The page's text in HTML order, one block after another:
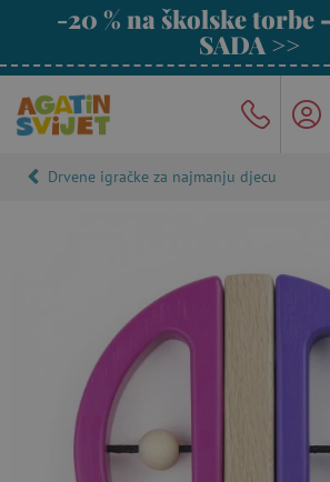
-20 % na školske torbe
SADA >>
Drvene igračke za najmanju djecu